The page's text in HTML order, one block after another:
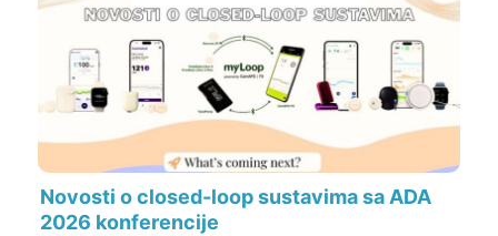
Novosti o closed-loop sustavima sa ADA
2026 konferencije